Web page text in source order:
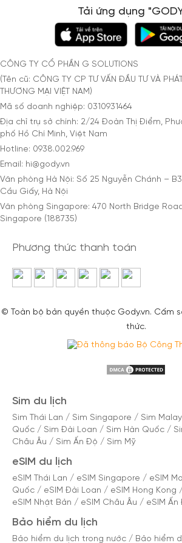
Tải ứng dụng
CÔNG TY CỔ PHẦN G SOLUTIONS
(Tên cũ: CÔNG TY CP TƯ VẤN ĐẦU TƯ VÀ
THƯƠNG MẠI VIỆT NAM)
Mã số doanh nghiệp: 0310931464
Địa chỉ trụ sở chính: 2/24 Đoàn Thị Điểm,
phố Hồ Chí Minh, Việt Nam
Hotline: 0938.002.969
Email: hi@gody.vn
Văn phòng Hà Nội: Số 25 Nguyễn Chánh –
Cầu Giấy, Hà Nội
Văn phòng Singapore: 470 North Bridge
Singapore (188735)
Phương thức thanh toán
© Toàn bộ bản quyền thuộc Gody.vn. Cấm
thức.
Sim du lịch
Sim Thái Lan / Sim Singapore / Sim
Quốc / Sim Đài Loan / Sim Hàn Quốc /
Châu Âu / Sim Ấn Độ / Sim Mỹ
eSIM du lịch
eSIM Thái Lan / eSIM Singapore / eSIM
Quốc / eSIM Đài Loan / eSIM Hong Kong /
eSIM Nhật Bản / eSIM Châu Âu / eSIM Ấn
Bảo hiểm du lịch
Bảo hiểm du lịch trong nước / Bảo hiểm